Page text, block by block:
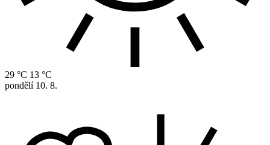
29 °C 13 °C
pondělí 10. 8.